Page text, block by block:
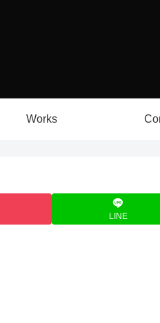
Works
LINE